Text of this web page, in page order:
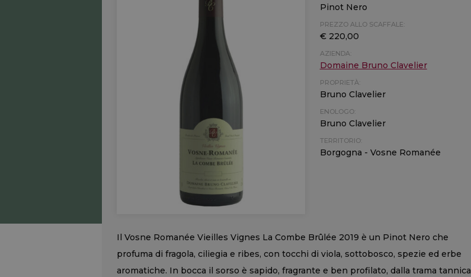
Pinot Nero
PREZZO ALLO SCAFFALE:
€ 220,00
AZIENDA:
Domaine Bruno Clavelier
PROPRIETÀ:
Bruno Clavelier
ENOLOGO:
Bruno Clavelier
TERRITORIO:
Borgogna - Vosne Romanée
Il Vosne Romanée Vieilles Vignes La Combe Brûlée 2019 è un Pinot Nero che
profuma di fragola, ciliegia e ribes, con tocchi di viola, sottobosco, spezie ed erbe
aromatiche. In bocca il sorso è sapido, fragrante e ben profilato, dalla trama tannica